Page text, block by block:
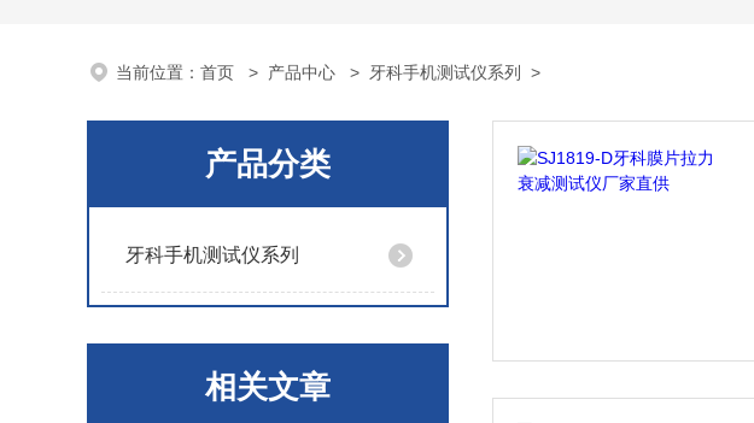
当前位置： 首页 > 产品中心 > 牙科手机测试仪系列 >
产品分类
牙科手机测试仪系列
相关文章